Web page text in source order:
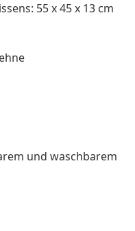
55 x 45 x 13 cm
und waschbarem